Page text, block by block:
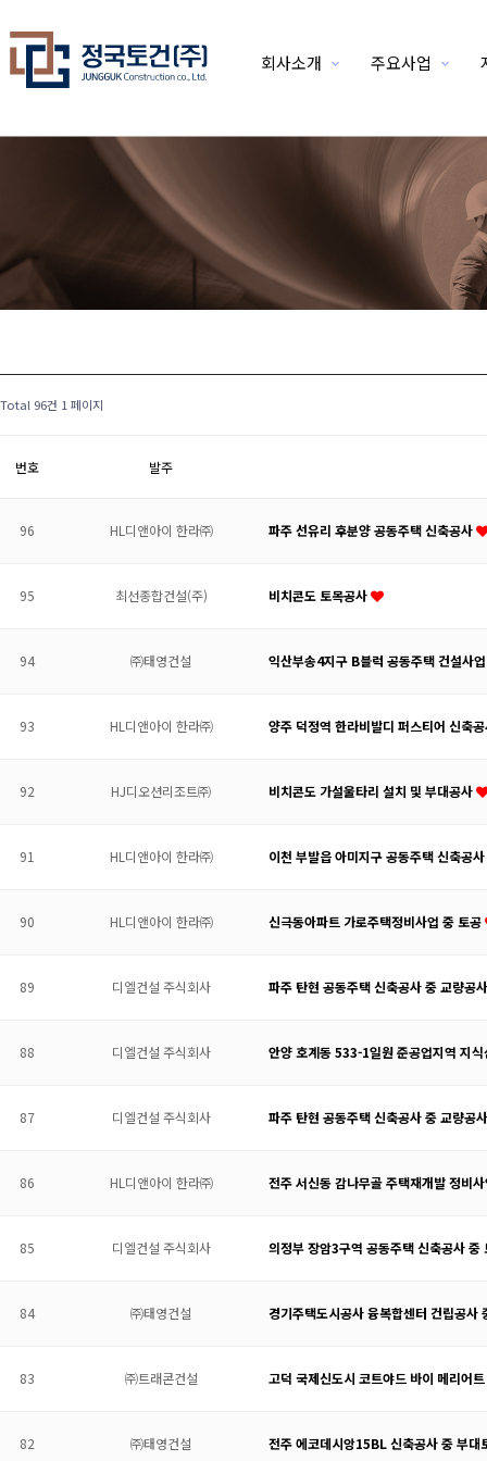
회사소개 주요사업
Total 96건 1 페이지
번호 발주
96 HL디앤아이 한라㈜ 파주 선유리 후분양 공동주택 신축공사
95 최선종합건설(주) 비치콘도 토목공사
94 ㈜태영건설 익산부송4지구 B블럭 공동주택 건설사
93 HL디앤아이 한라㈜ 양주 덕정역 한라비발디 퍼스티어 신축
92 HJ디오션리조트㈜ 비치콘도 가설울타리 설치 및 부대공사
91 HL디앤아이 한라㈜ 이천 부발읍 아미지구 공동주택 신축공사
90 HL디앤아이 한라㈜ 신극동아파트 가로주택정비사업 중 토공
89 디엘건설 주식회사 파주 탄현 공동주택 신축공사 중 교량공
88 디엘건설 주식회사 안양 호계동 533-1일원 준공업지역 지
87 디엘건설 주식회사 파주 탄현 공동주택 신축공사 중 교량공
86 HL디앤아이 한라㈜ 전주 서신동 감나무골 주택재개발 정비
85 디엘건설 주식회사 의정부 장암3구역 공동주택 신축공사 중
84 ㈜태영건설 경기주택도시공사 융복합센터 건립공사
83 ㈜트래콘건설 고덕 국제신도시 코트야드 바이 메리어
82 ㈜태영건설 전주 에코데시앙15BL 신축공사 중 부대